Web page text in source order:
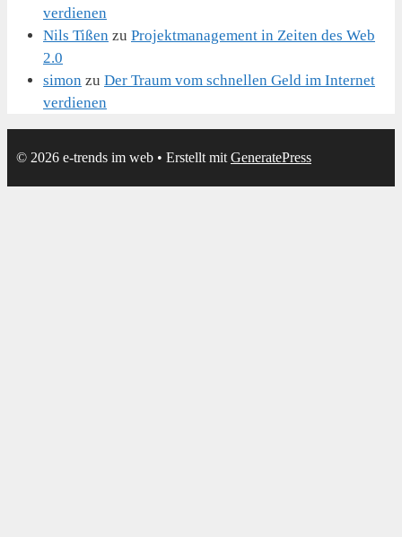
verdienen
Nils Tißen zu Projektmanagement in Zeiten des Web
2.0
simon zu Der Traum vom schnellen Geld im Internet
verdienen
© 2026 e-trends im web • Erstellt mit GeneratePress